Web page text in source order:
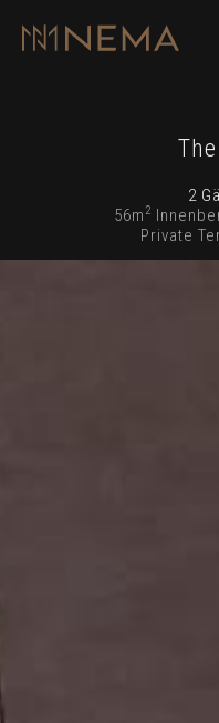
2
56m 2
Private